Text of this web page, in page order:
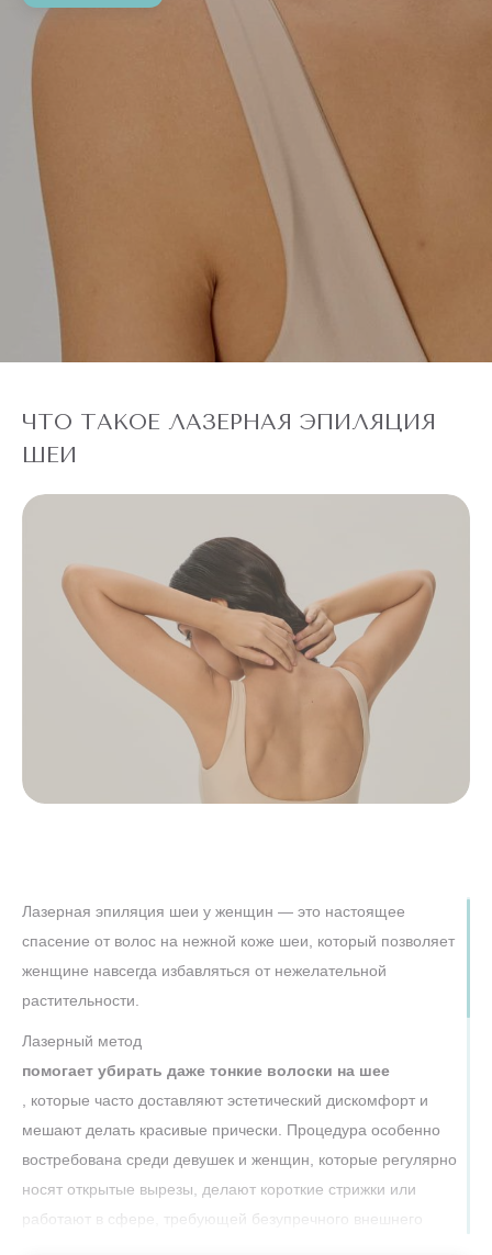
ЧТО ТАКОЕ ЛАЗЕРНАЯ ЭПИЛЯЦИЯ
ШЕИ
Лазерная эпиляция шеи у женщин — это настоящее
спасение от волос на нежной коже шеи, который позволяет
женщине навсегда избавляться от нежелательной
растительности.
Лазерный метод
помогает убирать даже тонкие волоски на шее
, которые часто доставляют эстетический дискомфорт и
мешают делать красивые прически. Процедура особенно
востребована среди девушек и женщин, которые регулярно
носят открытые вырезы, делают короткие стрижки или
работают в сфере, требующей безупречного внешнего